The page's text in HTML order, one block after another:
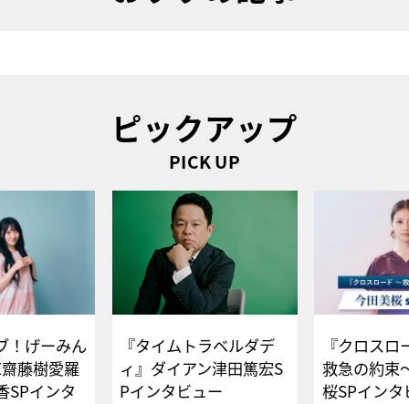
ピックアップ
PICK UP
！げーみん
藤樹愛羅
SPインタ
『タイムトラベルダデ
ィ』ダイアン津田篤宏S
Pインタビュー
『クロス
救急の約束
桜SPイ